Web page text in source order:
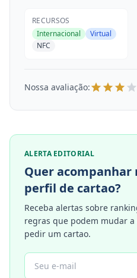
RECURSOS
Internacional
Virtual
NFC
Nossa avaliação:
ALERTA EDITORIAL
Quer acompanhar
perfil de cartao?
Receba alertas sobre
regras que podem mudar
pedir um cartao.